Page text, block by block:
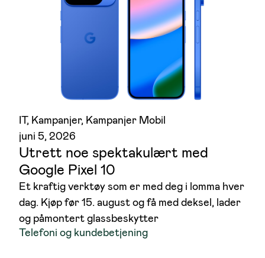
IT, Kampanjer, Kampanjer Mobil
juni 5, 2026
Utrett noe spektakulært med
Google Pixel 10
Et kraftig verktøy som er med deg i lomma hver
dag. Kjøp før 15. august og få med deksel, lader
og påmontert glassbeskytter
Telefoni og kundebetjening